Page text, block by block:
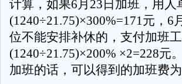
计算，如果6月23日加班，用
(1240÷21.75)×300%=171元，
位不能安排补休的，支付加班
(1240÷21.75)×200% ×2=228元
加班的话，可以得到的加班费为